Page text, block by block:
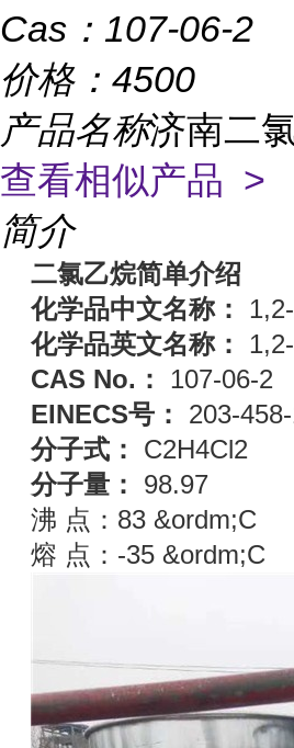
Cas： 107-06-2
价格： 4500
产品名称济南二
查看相似产品 >
简介
二氯乙烷简单介绍
化学品中文名称：
化学品英文名称：
CAS No.：
107-06-2
EINECS号：
203-
分子式：
C2H4Cl2
分子量：
98.97
沸 点：83 &ordm;C
熔 点：-35 &ordm;C